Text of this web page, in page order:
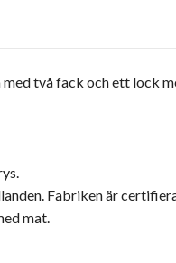
två fack och ett lock
Fabriken är
mat.